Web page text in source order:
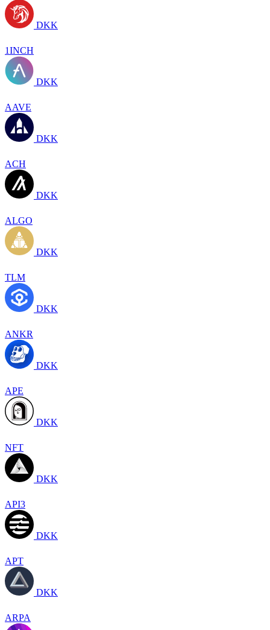
DKK
1INCH
DKK
AAVE
DKK
ACH
DKK
ALGO
DKK
TLM
DKK
ANKR
DKK
APE
DKK
NFT
DKK
API3
DKK
APT
DKK
ARPA